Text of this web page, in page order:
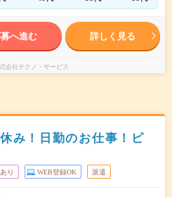
へ進む 詳しく見る
会社テクノ・サービス
み！日勤のお仕事！ピ
り WEB登録OK 派遣